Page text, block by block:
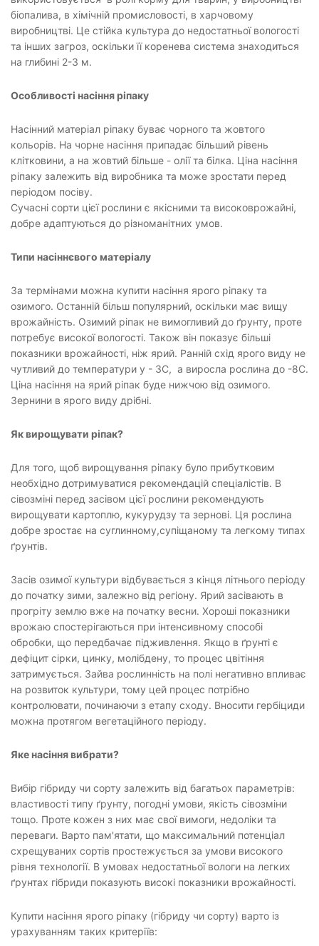
біопалива, в хімічній промисловості, в харчовому
виробництві. Це стійка культура до недостатньої вологості
та інших загроз, оскільки її коренева система знаходиться
на глибині 2-3 м.
Особливості насіння ріпаку
Насінний матеріал ріпаку буває чорного та жовтого
кольорів. На чорне насіння припадає більший рівень
клітковини, а на жовтий більше - олії та білка. Ціна насіння
ріпаку залежить від виробника та може зростати перед
періодом посіву.
Сучасні сорти цієї рослини є якісними та високоврожайні,
добре адаптуються до різноманітних умов.
Типи насіннєвого матеріалу
За термінами можна купити насіння ярого ріпаку та
озимого. Останній більш популярний, оскільки має вищу
врожайність. Озимий ріпак не вимогливий до ґрунту, проте
потребує високої вологості. Також він показує більші
показники врожайності, ніж ярий. Ранній схід ярого виду не
чутливий до температури у - 3С, а виросла рослина до -8С.
Ціна насіння на ярий ріпак буде нижчою від озимого.
Зернини в ярого виду дрібні.
Як вирощувати ріпак?
Для того, щоб вирощування ріпаку було прибутковим
необхідно дотримуватися рекомендацій спеціалістів. В
сівозміні перед засівом цієї рослини рекомендують
вирощувати картоплю, кукурудзу та зернові. Ця рослина
добре зростає на суглинному,супіщаному та легкому типах
ґрунтів.
Засів озимої культури відбувається з кінця літнього періоду
до початку зими, залежно від регіону. Ярий засівають в
прогріту землю вже на початку весни. Хороші показники
врожаю спостерігаються при інтенсивному способі
обробки, що передбачає підживлення. Якщо в ґрунті є
дефіцит сірки, цинку, молібдену, то процес цвітіння
затримується. Зайва рослинність на полі негативно впливає
на розвиток культури, тому цей процес потрібно
контролювати, починаючи з етапу сходу. Вносити гербіциди
можна протягом вегетаційного періоду.
Яке насіння вибрати?
Вибір гібриду чи сорту залежить від багатьох параметрів:
властивості типу ґрунту, погодні умови, якість сівозміни
тощо. Проте кожен з них має свої вимоги, недоліки та
переваги. Варто пам'ятати, що максимальний потенціал
схрещуваних сортів простежується за умови високого
рівня технології. В умовах недостатньої вологи на легких
ґрунтах гібриди показують високі показники врожайності.
Купити насіння ярого ріпаку (гібриду чи сорту) варто із
урахуванням таких критеріїв: